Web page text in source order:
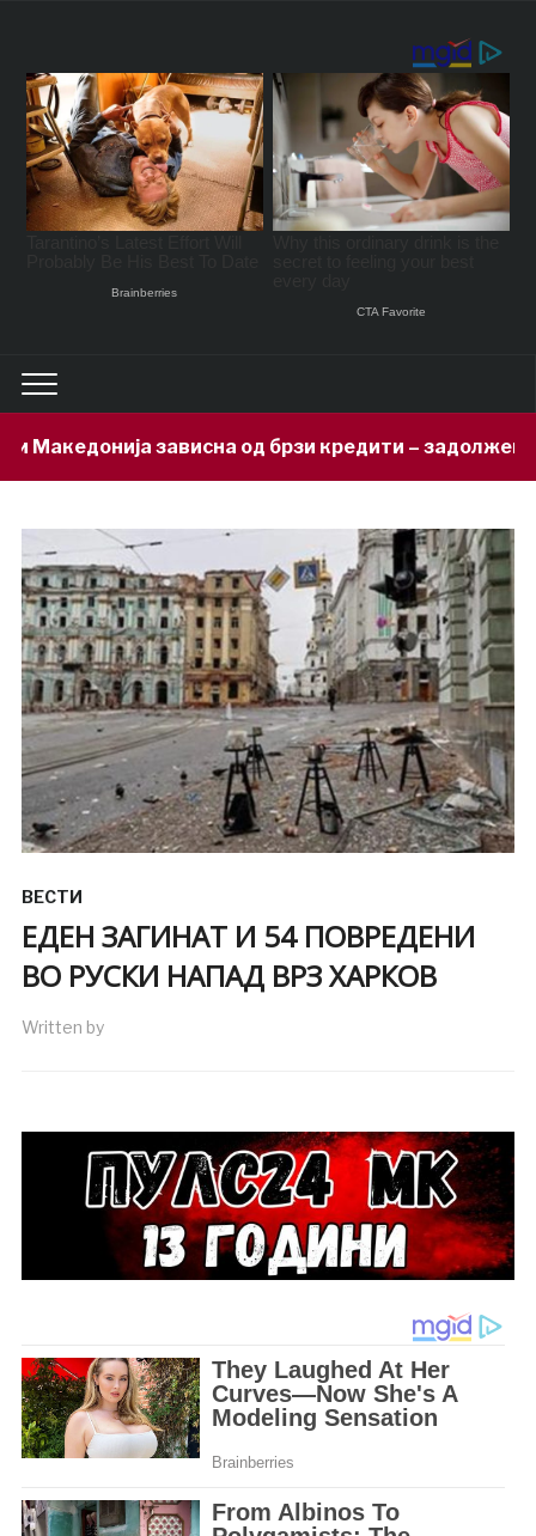
од брзи кредити – задолжени 333 милиони евра
ВЕСТИ
ЕДЕН ЗАГИНАТ И 54 ПОВРЕДЕНИ
ВО РУСКИ НАПАД ВРЗ ХАРКОВ
Written by